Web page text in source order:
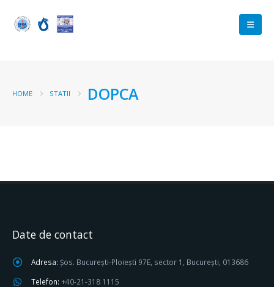
HOME STATII DOPCA
Date de contact
Adresa: Șos. București-Ploiești 97E, sector 1, București, 013686
Telefon: +40-21-318 1115